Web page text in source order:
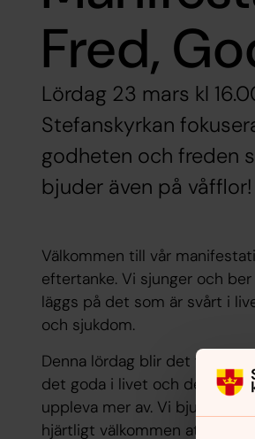
Fred,
Lördag 23 mars kl
Stefanskyrkan
godheten och freden
bjuder även på våfflor!
Välkommen till vår
eftertanke. Vi sjunger och
läggs på det som är svårt i
och sjukdom.
Denna lördag blir det fint att
det goda i livet och det som
uppleva mer av. Vi bjuder
hjärtligt välkommen att delta i